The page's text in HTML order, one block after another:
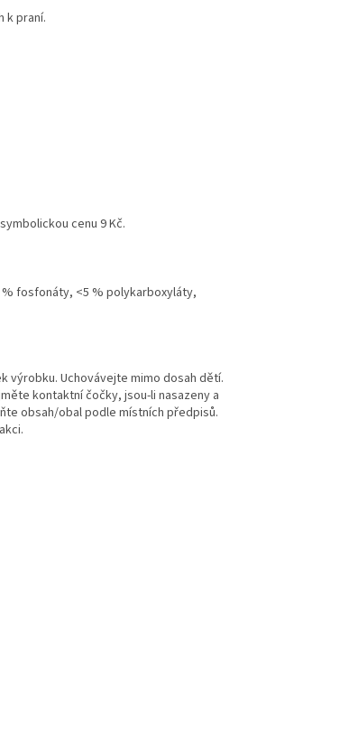
k praní.
cenu 9 Kč.
fosfonáty, <5 % polykarboxyláty,
výrobku. Uchovávejte mimo dosah dětí.
kontaktní čočky, jsou-li nasazeny a
obsah/obal podle místních předpisů.